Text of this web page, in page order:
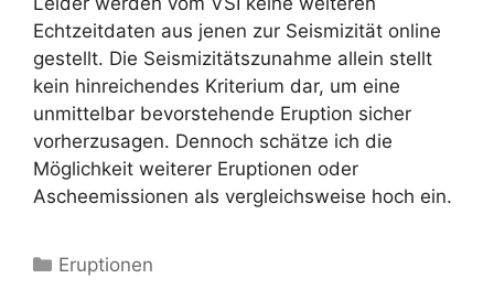
Echtzeitdaten aus jenen zur Seismizität online
gestellt. Die Seismizitätszunahme allein stellt
kein hinreichendes Kriterium dar, um eine
unmittelbar bevorstehende Eruption sicher
vorherzusagen. Dennoch schätze ich die
Möglichkeit weiterer Eruptionen oder
Ascheemissionen als vergleichsweise hoch ein.
Kategorien
Eruptionen